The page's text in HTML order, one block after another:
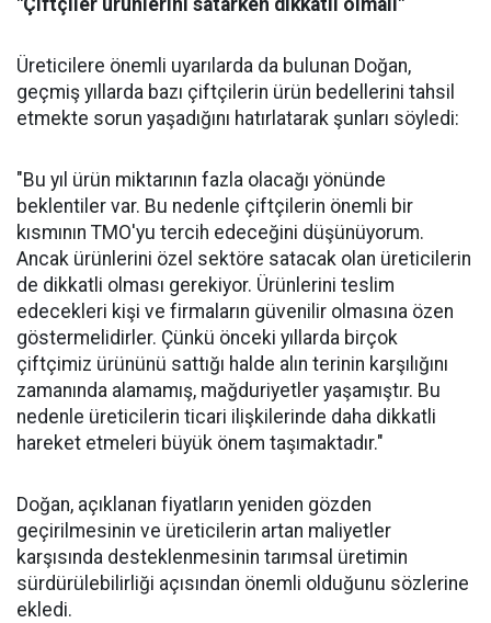
Üreticilere önemli uyarılarda da bulunan Doğan,
geçmiş yıllarda bazı çiftçilerin ürün bedellerini tahsil
etmekte sorun yaşadığını hatırlatarak şunları söyledi:
"Bu yıl ürün miktarının fazla olacağı yönünde
beklentiler var. Bu nedenle çiftçilerin önemli bir
kısmının TMO'yu tercih edeceğini düşünüyorum.
Ancak ürünlerini özel sektöre satacak olan üreticilerin
de dikkatli olması gerekiyor. Ürünlerini teslim
edecekleri kişi ve firmaların güvenilir olmasına özen
göstermelidirler. Çünkü önceki yıllarda birçok
çiftçimiz ürününü sattığı halde alın terinin karşılığını
zamanında alamamış, mağduriyetler yaşamıştır. Bu
nedenle üreticilerin ticari ilişkilerinde daha dikkatli
hareket etmeleri büyük önem taşımaktadır."
Doğan, açıklanan fiyatların yeniden gözden
geçirilmesinin ve üreticilerin artan maliyetler
karşısında desteklenmesinin tarımsal üretimin
sürdürülebilirliği açısından önemli olduğunu sözlerine
ekledi.